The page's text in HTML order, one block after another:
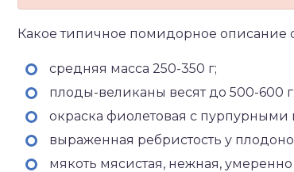
Какое типичное помидорное описание
средняя масса 250-350 г;
плоды-великаны весят до 500-600 г;
окраска фиолетовая с пурпурными
выраженная ребристость у
мякоть мясистая, нежная, умеренно